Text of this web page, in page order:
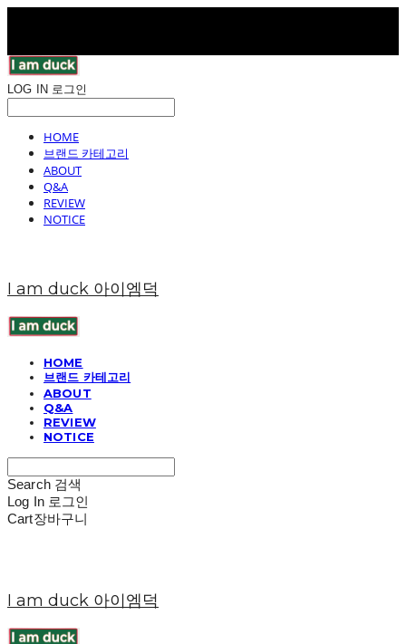
LOG IN 로그인
HOME
브랜드 카테고리
ABOUT
Q&A
REVIEW
NOTICE
I am duck 아이엠덕
HOME
브랜드 카테고리
ABOUT
Q&A
REVIEW
NOTICE
Search 검색
Log In 로그인
Cart장바구니
I am duck 아이엠덕